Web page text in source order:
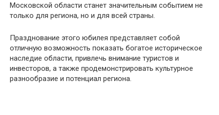
Московской области станет значительным событием не
только для региона, но и для всей страны.
Празднование этого юбилея представляет собой
отличную возможность показать богатое историческое
наследие области, привлечь внимание туристов и
инвесторов, а также продемонстрировать культурное
разнообразие и потенциал региона.